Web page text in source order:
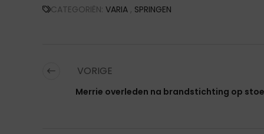
CATEGORIËN: VARIA , SPRINGEN
VORIGE
Merrie overleden na brandstichting op